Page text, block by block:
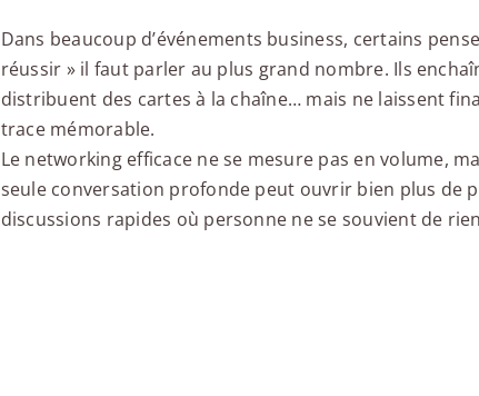
Dans beaucoup d’événements business, certains
réussir » il faut parler au plus grand nombre. Ils
distribuent des cartes à la chaîne… mais ne laissent
trace mémorable.
Le networking efficace ne se mesure pas en volume,
seule conversation profonde peut ouvrir bien plus de
discussions rapides où personne ne se souvient de